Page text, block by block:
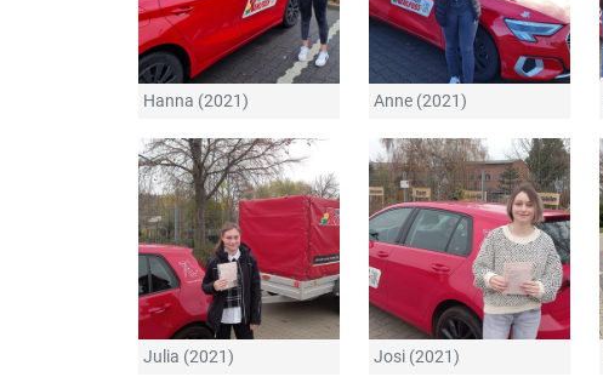
Hanna (2021) Anne (2021)
Julia (2021) Josi (2021)